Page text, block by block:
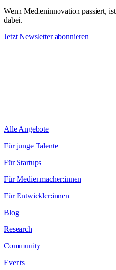
Wenn Medieninnovation passiert,
dabei.
Jetzt Newsletter abonnieren
Alle Angebote
Für junge Talente
Für Startups
Für Medienmacher:innen
Für Entwickler:innen
Blog
Research
Community
Events